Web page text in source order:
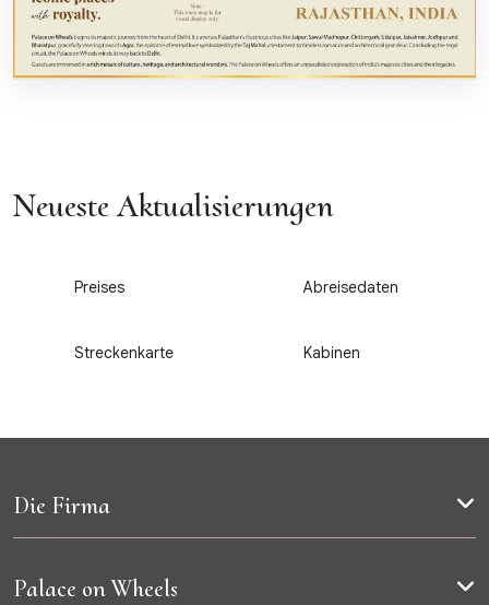
Neueste Aktualisierungen
Preises Abreisedaten
Streckenkarte Kabinen
Die Firma
Palace on Wheels